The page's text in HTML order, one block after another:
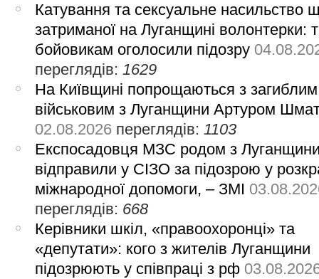
Катування та сексуальне насильство
затриманої на Луганщині волонтерки:
бойовикам оголосили підозру
переглядів:1629
На Київщині попрощаються з загиблим
військовим з Луганщини Артуром
02.08.2026 переглядів:1103
Експосадовця МЗС родом з
відправили у СІЗО за підозрою у
міжнародної допомоги, – ЗМІ
переглядів: 668
Керівники шкіл, «правоохоронці» та
«депутати»: кого з жителів Луганщини
підозрюють у співпраці з рф